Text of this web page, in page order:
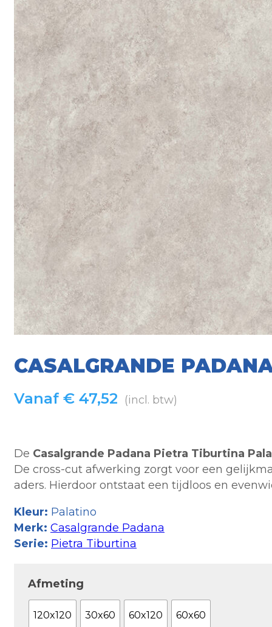
CASALGRANDE
Vanaf € 47,52 (incl. btw)
De Casalgrande Padana Pietra Tiburtina
De cross-cut afwerking zorgt voor een
aders. Hierdoor ontstaat een tijdloos en
Kleur: Palatino
Merk: Casalgrande Padana
Serie: Pietra Tiburtina
Afmeting
120x120 30x60 60x120 60x60